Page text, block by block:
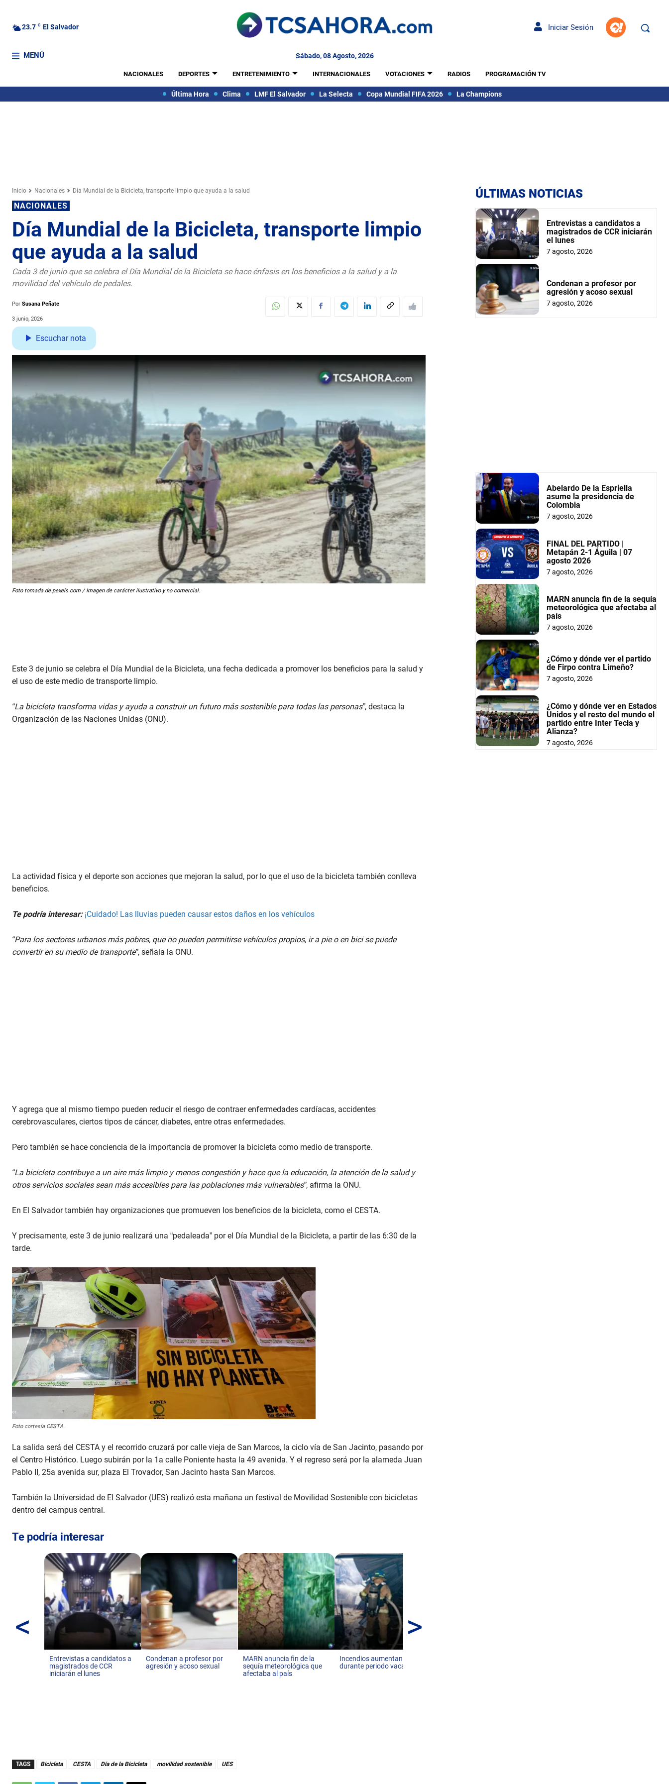
23.7 C El Salvador Iniciar Sesión
MENÚ Sábado, 08 Agosto, 2026
NACIONALES DEPORTES ENTRETENIMIENTO INTERNACIONALES VOTACIONES RADIOS PROGRAMACIÓN TV
Última Hora Clima LMF El Salvador La Selecta Copa Mundial FIFA 2026 La Champions
Inicio Nacionales Día Mundial de la Bicicleta, transporte limpio que ayuda a la salud
NACIONALES
Día Mundial de la Bicicleta, transporte limpio
que ayuda a la salud
Cada 3 de junio que se celebra el Día Mundial de la Bicicleta se hace énfasis en los beneficios a la salud y a la
movilidad del vehículo de pedales.
Por Susana Peñate
3 junio, 2026
Escuchar nota
Foto tomada de pexels.com / Imagen de carácter ilustrativo y no comercial.
Este 3 de junio se celebra el Día Mundial de la Bicicleta, una fecha dedicada a promover los beneficios para la salud y
el uso de este medio de transporte limpio.
“La bicicleta transforma vidas y ayuda a construir un futuro más sostenible para todas las personas”, destaca la
Organización de las Naciones Unidas (ONU).
La actividad física y el deporte son acciones que mejoran la salud, por lo que el uso de la bicicleta también conlleva
beneficios.
Te podría interesar: ¡Cuidado! Las lluvias pueden causar estos daños en los vehículos
“Para los sectores urbanos más pobres, que no pueden permitirse vehículos propios, ir a pie o en bici se puede
convertir en su medio de transporte”, señala la ONU.
Y agrega que al mismo tiempo pueden reducir el riesgo de contraer enfermedades cardíacas, accidentes
cerebrovasculares, ciertos tipos de cáncer, diabetes, entre otras enfermedades.
Pero también se hace conciencia de la importancia de promover la bicicleta como medio de transporte.
“La bicicleta contribuye a un aire más limpio y menos congestión y hace que la educación, la atención de la salud y
otros servicios sociales sean más accesibles para las poblaciones más vulnerables”, afirma la ONU.
En El Salvador también hay organizaciones que promueven los beneficios de la bicicleta, como el CESTA.
Y precisamente, este 3 de junio realizará una “pedaleada” por el Día Mundial de la Bicicleta, a partir de las 6:30 de la
tarde.
Foto cortesía CESTA.
La salida será del CESTA y el recorrido cruzará por calle vieja de San Marcos, la ciclo vía de San Jacinto, pasando por
el Centro Histórico. Luego subirán por la 1a calle Poniente hasta la 49 avenida. Y el regreso será por la alameda Juan
Pablo II, 25a avenida sur, plaza El Trovador, San Jacinto hasta San Marcos.
También la Universidad de El Salvador (UES) realizó esta mañana un festival de Movilidad Sostenible con bicicletas
dentro del campus central.
Te podría interesar
<
Entrevistas a candidatos a
magistrados de CCR
iniciarán el lunes
Condenan a profesor por
agresión y acoso sexual
MARN anuncia fin de la
sequía meteorológica que
afectaba al país
Incendios aumentan 68 %
durante periodo vacacional
>
TAGS Bicicleta CESTA Día de la Bicicleta movilidad sostenible UES
ÚLTIMAS NOTICIAS
Entrevistas a candidatos a
magistrados de CCR iniciarán
el lunes
7 agosto, 2026
Condenan a profesor por
agresión y acoso sexual
7 agosto, 2026
Abelardo De la Espriella
asume la presidencia de
Colombia
7 agosto, 2026
FINAL DEL PARTIDO |
Metapán 2-1 Águila | 07
agosto 2026
7 agosto, 2026
MARN anuncia fin de la sequía
meteorológica que afectaba al
país
7 agosto, 2026
¿Cómo y dónde ver el partido
de Firpo contra Limeño?
7 agosto, 2026
¿Cómo y dónde ver en Estados
Unidos y el resto del mundo el
partido entre Inter Tecla y
Alianza?
7 agosto, 2026